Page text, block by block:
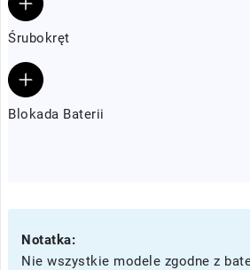
Śrubokręt
Blokada Baterii
Notatka:
Nie wszystkie modele zgodne z